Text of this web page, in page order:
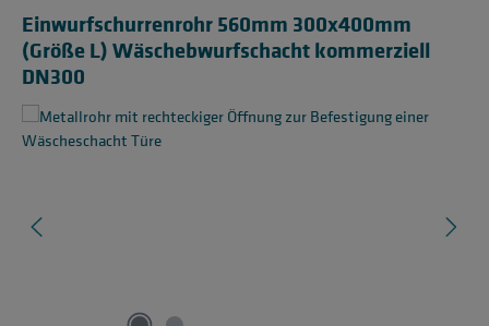
Einwurfschurrenrohr 560mm 300x400mm
(Größe L) Wäschebwurfschacht kommerziell
DN300
Bildergalerie überspringen